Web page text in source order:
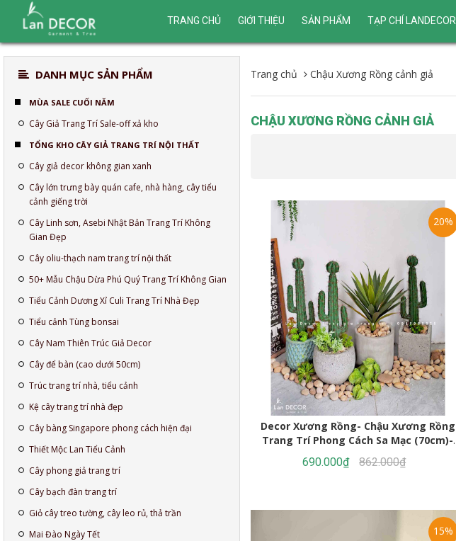
TRANG CHỦ GIỚI THIỆU SẢN PHẨM TẠP CHÍ LANDECOR
Trang chủ Chậu Xương Rồng cảnh giả
CHẬU XƯƠNG RỒNG CẢNH GIẢ
Decor Xương Rồng- Chậu Xương Rồng
Trang Trí Phong Cách Sa Mạc (70cm)-
20%
690.000₫ 862.000₫
15%
DANH MỤC SẢN PHẨM
MÙA SALE CUỐI NĂM
Cây Giả Trang Trí Sale-off xả kho
TỔNG KHO CÂY GIẢ TRANG TRÍ NỘI THẤT
Cây giả decor không gian xanh
Cây lớn trưng bày quán cafe, nhà hàng, cây tiểu
cảnh giếng trời
Cây Linh sơn, Asebi Nhật Bản Trang Trí Không
Gian Đẹp
Cây oliu-thạch nam trang trí nội thất
50+ Mẫu Chậu Dừa Phú Quý Trang Trí Không Gian
Tiểu Cảnh Dương Xỉ Culi Trang Trí Nhà Đẹp
Tiểu cảnh Tùng bonsai
Cây Nam Thiên Trúc Giả Decor
Cây để bàn (cao dưới 50cm)
Trúc trang trí nhà, tiểu cảnh
Kệ cây trang trí nhà đẹp
Cây bàng Singapore phong cách hiện đại
Thiết Mộc Lan Tiểu Cảnh
Cây phong giả trang trí
Cây bạch đàn trang trí
Giỏ cây treo tường, cây leo rủ, thả trần
Mai Đào Ngày Tết